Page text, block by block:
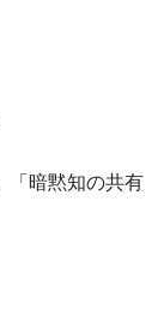
「暗黙知の共有